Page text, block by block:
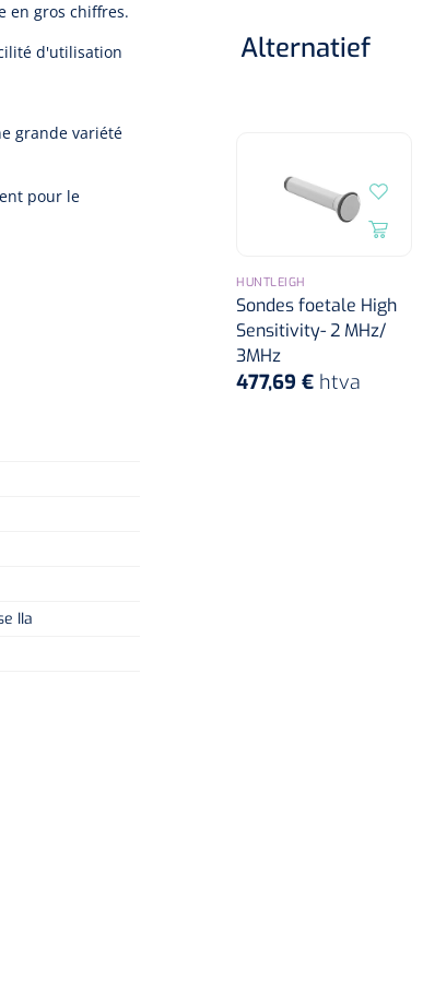
en gros chiffres.
d'utilisation
grande variété
pour le
IIa
Alternatief
HUNTLEIGH
Sondes foetale High
Sensitivity- 2 MHz/
3MHz
477,69 € htva